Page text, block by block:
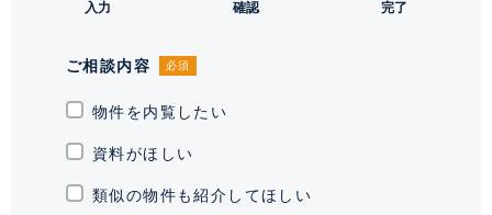
2024年12月
入居可能日 即
駐車場 有 1台 55,000円
駐輪場・バイク置
き場
イク置き場有り
入力 確認 完了
ご相談内容 必須
物件を内覧したい
資料がほしい
類似の物件も紹介してほしい